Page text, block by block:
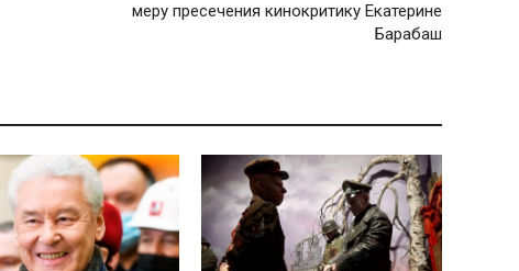
меру пресечения кинокритику Екатерине
Барабаш